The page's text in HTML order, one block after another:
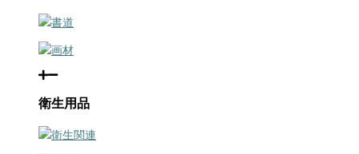
書道
画材
衛生用品
衛生関連